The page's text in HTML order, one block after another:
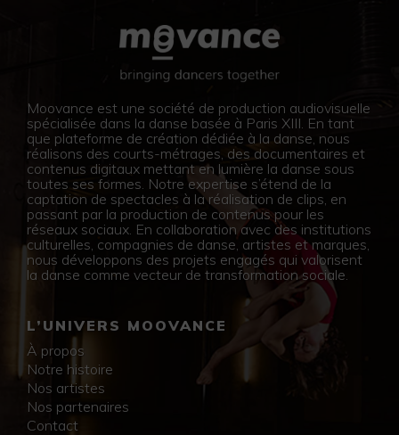
Moovance est une société de production audiovisuelle
spécialisée dans la danse basée à Paris XIII. En tant
que plateforme de création dédiée à la danse, nous
réalisons des courts-métrages, des documentaires et
contenus digitaux mettant en lumière la danse sous
toutes ses formes. Notre expertise s’étend de la
captation de spectacles à la réalisation de clips, en
passant par la production de contenus pour les
réseaux sociaux. En collaboration avec des institutions
culturelles, compagnies de danse, artistes et marques,
nous développons des projets engagés qui valorisent
la danse comme vecteur de transformation sociale.
L’UNIVERS MOOVANCE
À propos
Notre histoire
Nos artistes
Nos partenaires
Contact